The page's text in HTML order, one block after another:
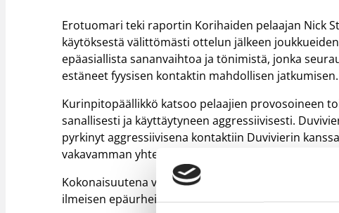
Erotuomari teki raportin Korihaiden pelaajan Nick
käytöksestä välittömästi ottelun jälkeen
epäasiallista sananvaihtoa ja tönimistä, jonka
estäneet fyysisen kontaktin mahdollisen jatkumisen.
Kurinpitopäällikkö katsoo pelaajien provosoineen
sanallisesti ja käyttäytyneen aggressiivisesti.
pyrkinyt aggressiivisena kontaktiin Duvivierin
vakavamman yhteydenoton.
Kokonaisuutena voidaan katsoa, että molempien
ilmeisen epäurheilijamaista, mutta on vielä